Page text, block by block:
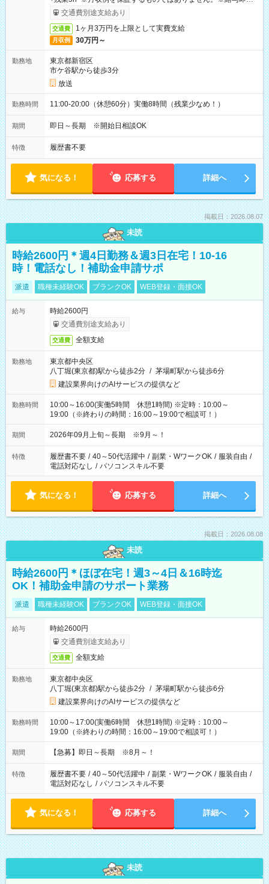
取りサービス利用可（利用条件有）
交通費別途支給あり
交通費 1ヶ月3万円を上限として実費支給
月収例 30万円～
勤務地
東京都新宿区
市ケ谷駅から徒歩3分
放送
勤務時間 11:00-20:00（休憩60分）実働8時間（残業少なめ！）
期間 即日～長期 ※開始日相談OK
特徴 履歴書不要
気になる！ 応募する 詳細へ
掲載日：2026.08.07
未読
時給2600円＊週4日勤務＆週3日在宅！10-16
時！電話なし！補助金申請サポ
派遣 職種未経験OK ブランクOK WEB登録・面接OK
給与
時給2600円
交通費別途支給あり
交通費 全額支給
勤務地
東京都中央区
八丁堀(東京都)駅から徒歩2分 / 茅場町駅から徒歩6分
建設業界向けのAIサービスの提供など
勤務時間
10:00～16:00(実働5時間 休憩1時間) ※定時：10:00～
19:00（※終わりの時間：16:00～19:00で相談可！）
期間 2026年09月上旬～長期 ※9月～！
特徴 履歴書不要 / 40～50代活躍中 / 副業・WワークOK / 服装自由 /
電話対応なし / パソコンスキル不要
気になる！ 応募する 詳細へ
掲載日：2026.08.08
未読
時給2600円＊ほぼ在宅！週3～4日＆16時迄
OK！補助金申請のサポート業務
派遣 職種未経験OK ブランクOK WEB登録・面接OK
給与
時給2600円
交通費別途支給あり
交通費 全額支給
勤務地
東京都中央区
八丁堀(東京都)駅から徒歩2分 / 茅場町駅から徒歩6分
建設業界向けのAIサービスの提供など
勤務時間
10:00～17:00(実働6時間 休憩1時間) ※定時：10:00～
19:00（※終わりの時間：16:00～19:00で相談可！）
期間 【急募】即日～長期 ※8月～！
特徴 履歴書不要 / 40～50代活躍中 / 副業・WワークOK / 服装自由 /
電話対応なし / パソコンスキル不要
気になる！ 応募する 詳細へ
未読